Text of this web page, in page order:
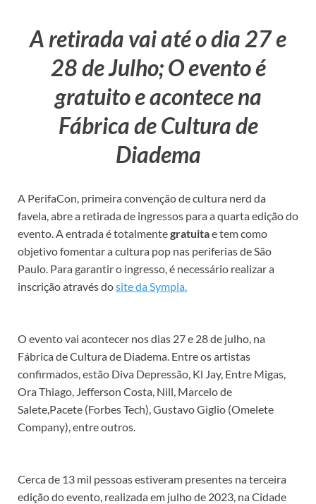
A retirada vai até o dia 27 e
28 de Julho; O evento é
gratuito e acontece na
Fábrica de Cultura de
Diadema
A PerifaCon, primeira convenção de cultura nerd da
favela, abre a retirada de ingressos para a quarta edição do
evento. A entrada é totalmentegratuitae tem como
objetivo fomentar a cultura pop nas periferias de São
Paulo. Para garantir o ingresso, é necessário realizar a
inscrição através dosite da Sympla.
O evento vai acontecer nos dias 27 e 28 de julho, na
Fábrica de Cultura de Diadema. Entre os artistas
confirmados, estão Diva Depressão, Kl Jay, Entre Migas,
Ora Thiago, Jefferson Costa, Nill, Marcelo de
Salete,Pacete (Forbes Tech), Gustavo Giglio (Omelete
Company), entre outros.
Cerca de 13 mil pessoas estiveram presentes na terceira
edição do evento, realizada em julho de 2023, na Cidade